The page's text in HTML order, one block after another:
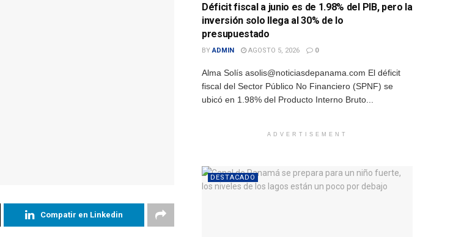
Compatir en Linkedin
Déficit fiscal a junio es de 1.98% del PIB, pero la
inversión solo llega al 30% de lo
presupuestado
BY ADMIN AGOSTO 5, 2026 0
Alma Solís asolis@noticiasdepanama.com El déficit
fiscal del Sector Público No Financiero (SPNF) se
ubicó en 1.98% del Producto Interno Bruto...
ADVERTISEMENT
DESTACADO